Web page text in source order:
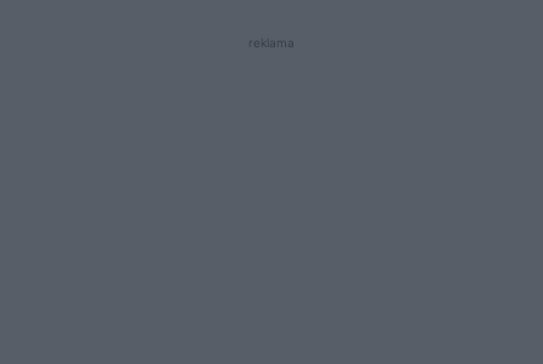
reklama